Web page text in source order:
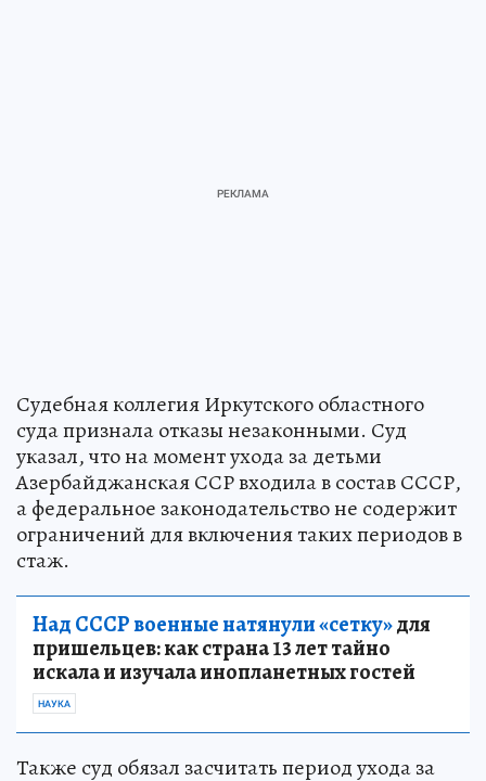
Судебная коллегия Иркутского областного
суда признала отказы незаконными. Суд
указал, что на момент ухода за детьми
Азербайджанская ССР входила в состав СССР,
а федеральное законодательство не содержит
ограничений для включения таких периодов в
стаж.
Над СССР военные натянули «сетку»для
пришельцев: как страна 13 лет тайно
искала и изучала инопланетных гостей
НАУКА
Также суд обязал засчитать период ухода за